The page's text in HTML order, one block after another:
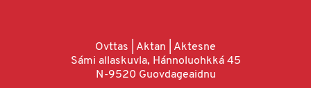
Ovttas | Aktan | Aktesne
Sámi allaskuvla, Hánnoluohkká 45
N-9520 Guovdageaidnu